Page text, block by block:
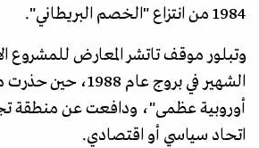
1984 من انتزاع "الخصم البريطاني".
وتبلور موقف تاتشر المعارض للمشروع
الشهير في بروج عام
أوروبية عظمى"، ودافعت عن منطقة
اتحاد سياسي أو اقتصادي.